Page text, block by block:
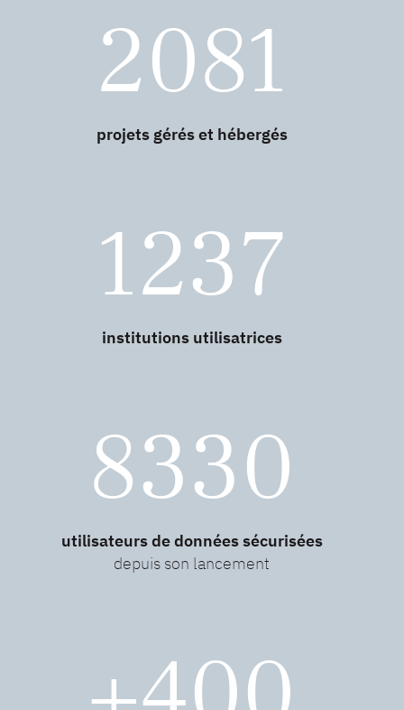
2081
projets gérés et hébergés
1237
institutions utilisatrices
8330
utilisateurs de données sécurisées
depuis son lancement